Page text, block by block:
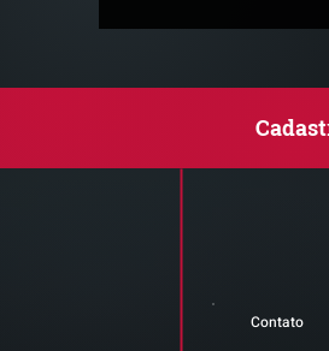
Alerta de Tentativa
Contato